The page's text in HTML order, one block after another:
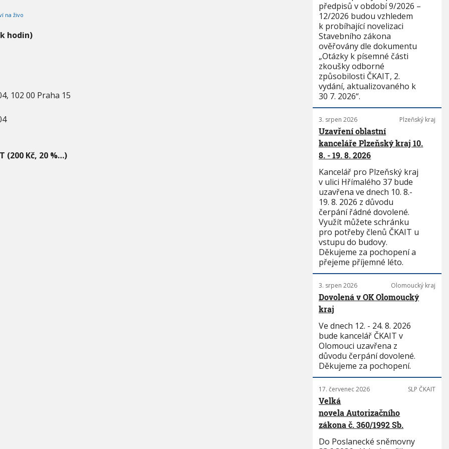
na živo
hodin)
102 00 Praha 15
(200 Kč, 20 %…)
předpisů v období 9/2026 –
12/2026 budou vzhledem
k probíhající novelizaci
Stavebního zákona
ověřovány dle dokumentu
„Otázky k písemné části
zkoušky odborné
způsobilosti ČKAIT, 2.
vydání, aktualizovaného k
30 7. 2026“.
3. srpen 2026 Plzeňský kraj
Uzavření oblastní
kanceláře Plzeňský kraj 10.
8. - 19. 8. 2026
Kancelář pro Plzeňský kraj
v ulici Hřímalého 37 bude
uzavřena ve dnech 10. 8.-
19. 8. 2026 z důvodu
čerpání řádné dovolené.
Využít můžete schránku
pro potřeby členů ČKAIT u
vstupu do budovy.
Děkujeme za pochopení a
přejeme příjemné léto.
3. srpen 2026 Olomoucký kraj
Dovolená v OK Olomoucký
kraj
Ve dnech 12. - 24. 8. 2026
bude kancelář ČKAIT v
Olomouci uzavřena z
důvodu čerpání dovolené.
Děkujeme za pochopení.
17. červenec 2026 SLP ČKAIT
Velká
novela Autorizačního
zákona č. 360/1992 Sb.
Do Poslanecké sněmovny